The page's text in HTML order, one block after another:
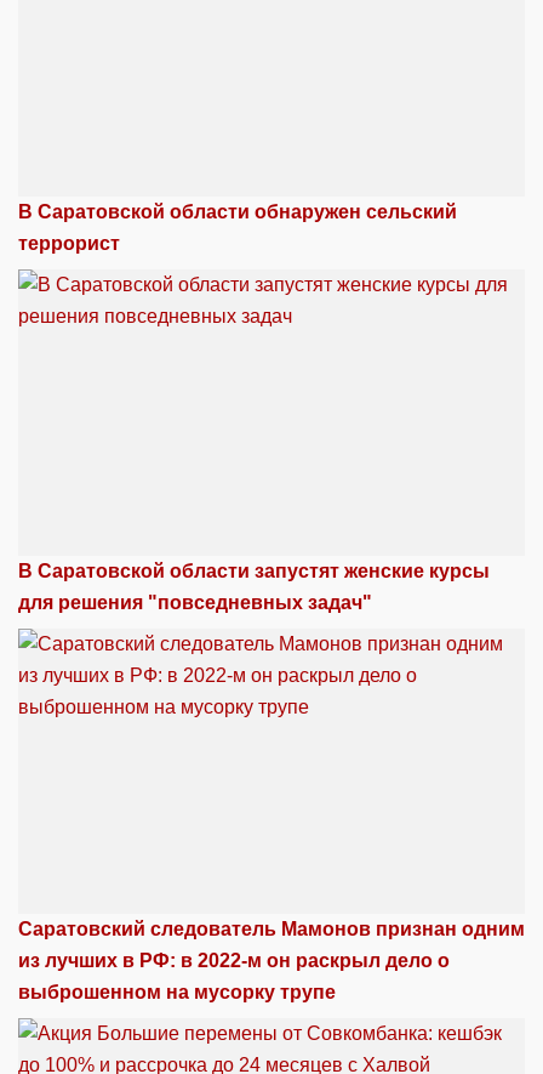
В Саратовской области обнаружен сельский
террорист
В Саратовской области запустят женские курсы
для решения "повседневных задач"
Саратовский следователь Мамонов признан одним
из лучших в РФ: в 2022-м он раскрыл дело о
выброшенном на мусорку трупе